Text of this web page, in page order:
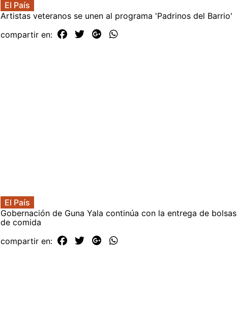
El País
Artistas veteranos se unen al programa 'Padrinos del Barrio'
compartir en:
El País
Gobernación de Guna Yala continúa con la entrega de bolsas
de comida
compartir en: